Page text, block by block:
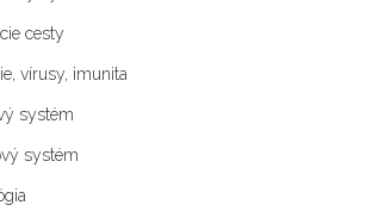
cesty
vírusy, imunita
systém
systém